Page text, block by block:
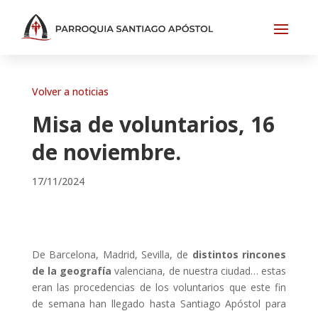
Volver a noticias
Misa de voluntarios, 16
de noviembre.
17/11/2024
De Barcelona, Madrid, Sevilla, de distintos rincones
de la geografía valenciana, de nuestra ciudad… estas
eran las procedencias de los voluntarios que este fin
de semana han llegado hasta Santiago Apóstol para